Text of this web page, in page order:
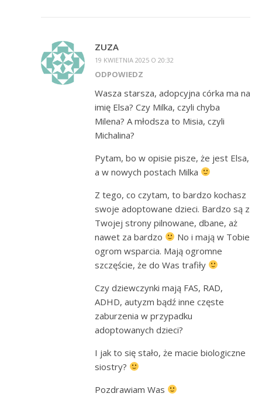
ZUZA
19 KWIETNIA 2025 O 20:32
ODPOWIEDZ
Wasza starsza, adopcyjna córka ma na
imię Elsa? Czy Milka, czyli chyba
Milena? A młodsza to Misia, czyli
Michalina?
Pytam, bo w opisie pisze, że jest Elsa,
a w nowych postach Milka
Z tego, co czytam, to bardzo kochasz
swoje adoptowane dzieci. Bardzo są z
Twojej strony pilnowane, dbane, aż
nawet za bardzo
No i mają w Tobie
ogrom wsparcia. Mają ogromne
szczęście, że do Was trafiły
Czy dziewczynki mają FAS, RAD,
ADHD, autyzm bądź inne częste
zaburzenia w przypadku
adoptowanych dzieci?
I jak to się stało, że macie biologiczne
siostry?
Pozdrawiam Was